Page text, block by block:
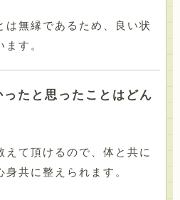
は無縁であるため、良い状
す。
ったと思ったことはどん
えて頂けるので、体と共に
共に整えられます。